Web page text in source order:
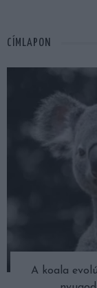
CÍMLAPON
A koala